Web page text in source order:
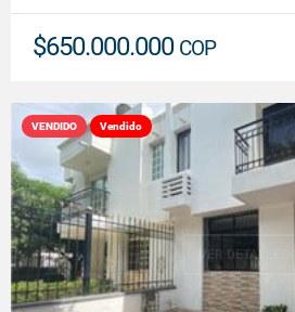
$650.000.000 COP
VENDIDO Vendido
VER DETALLES